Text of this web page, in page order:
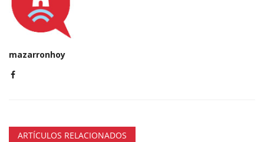
mazarronhoy
ARTÍCULOS RELACIONADOS